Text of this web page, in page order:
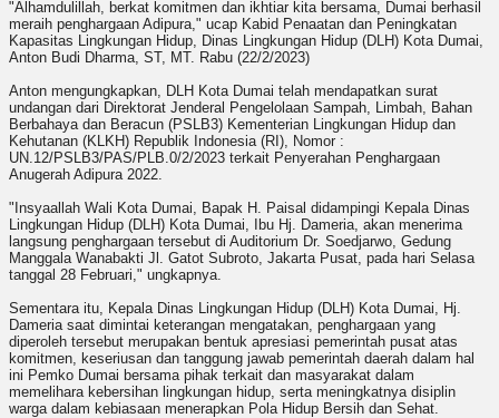
"Alhamdulillah, berkat komitmen dan ikhtiar kita bersama, Dumai berhasil
meraih penghargaan Adipura," ucap Kabid Penaatan dan Peningkatan
Kapasitas Lingkungan Hidup, Dinas Lingkungan Hidup (DLH) Kota Dumai,
Anton Budi Dharma, ST, MT. Rabu (22/2/2023)
Anton mengungkapkan, DLH Kota Dumai telah mendapatkan surat
undangan dari Direktorat Jenderal Pengelolaan Sampah, Limbah, Bahan
Berbahaya dan Beracun (PSLB3) Kementerian Lingkungan Hidup dan
Kehutanan (KLKH) Republik Indonesia (RI), Nomor :
UN.12/PSLB3/PAS/PLB.0/2/2023 terkait Penyerahan Penghargaan
Anugerah Adipura 2022.
"Insyaallah Wali Kota Dumai, Bapak H. Paisal didampingi Kepala Dinas
Lingkungan Hidup (DLH) Kota Dumai, Ibu Hj. Dameria, akan menerima
langsung penghargaan tersebut di Auditorium Dr. Soedjarwo, Gedung
Manggala Wanabakti Jl. Gatot Subroto, Jakarta Pusat, pada hari Selasa
tanggal 28 Februari," ungkapnya.
Sementara itu, Kepala Dinas Lingkungan Hidup (DLH) Kota Dumai, Hj.
Dameria saat dimintai keterangan mengatakan, penghargaan yang
diperoleh tersebut merupakan bentuk apresiasi pemerintah pusat atas
komitmen, keseriusan dan tanggung jawab pemerintah daerah dalam hal
ini Pemko Dumai bersama pihak terkait dan masyarakat dalam
memelihara kebersihan lingkungan hidup, serta meningkatnya disiplin
warga dalam kebiasaan menerapkan Pola Hidup Bersih dan Sehat.